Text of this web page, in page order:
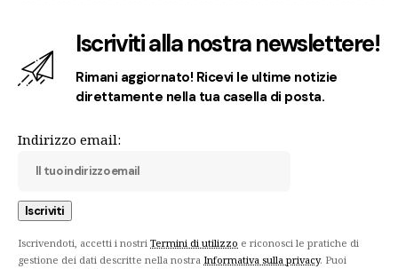
Iscriviti alla nostra newslettere!
Rimani aggiornato! Ricevi le ultime notizie
direttamente nella tua casella di posta.
Indirizzo email:
Iscrivendoti, accetti i nostri Termini di utilizzo e riconosci le pratiche di
gestione dei dati descritte nella nostra Informativa sulla privacy. Puoi